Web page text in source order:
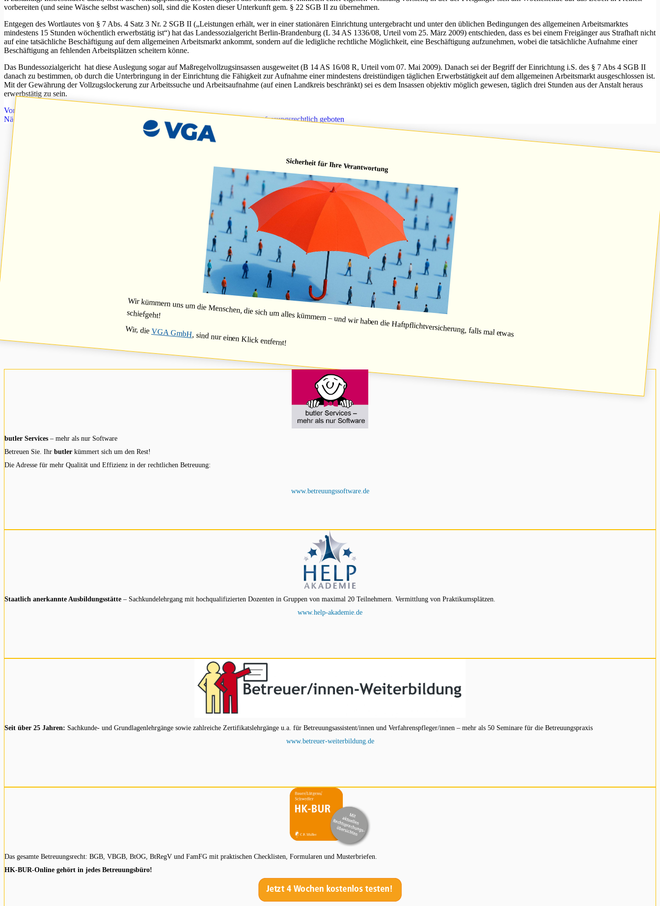
vorbereiten (und seine Wäsche selbst waschen) soll, sind die Kosten dieser Unterkunft gem. § 22 SGB II zu übernehmen.
Entgegen des Wortlautes von § 7 Abs. 4 Satz 3 Nr. 2 SGB II („Leistungen erhält, wer in einer stationären Einrichtung untergebracht und unter den üblichen Bedingungen des allgemeinen Arbeitsmarktes
mindestens 15 Stunden wöchentlich erwerbstätig ist“) hat das Landessozialgericht Berlin-Brandenburg (L 34 AS 1336/08, Urteil vom 25. März 2009) entschieden, dass es bei einem Freigänger aus Strafhaft nicht
auf eine tatsächliche Beschäftigung auf dem allgemeinen Arbeitsmarkt ankommt, sondern auf die ledigliche rechtliche Möglichkeit, eine Beschäftigung aufzunehmen, wobei die tatsächliche Aufnahme einer
Beschäftigung an fehlenden Arbeitsplätzen scheitern könne.
Das Bundessozialgericht hat diese Auslegung sogar auf Maßregelvollzugsinsassen ausgeweitet (B 14 AS 16/08 R, Urteil vom 07. Mai 2009). Danach sei der Begriff der Einrichtung i.S. des § 7 Abs 4 SGB II
danach zu bestimmen, ob durch die Unterbringung in der Einrichtung die Fähigkeit zur Aufnahme einer mindestens dreistündigen täglichen Erwerbstätigkeit auf dem allgemeinen Arbeitsmarkt ausgeschlossen ist.
Mit der Gewährung der Vollzugslockerung zur Arbeitssuche und Arbeitsaufnahme (auf einen Landkreis beschränkt) sei es dem Insassen objektiv möglich gewesen, täglich drei Stunden aus der Anstalt heraus
erwerbstätig zu sein.
Vorheriger
Wer bar zahlt geht leer aus
Nächster
Gesetzliche Regelung der Eignungskriterien für Berufsbetreuer verfassungsrechtlich geboten
Sicherheit für Ihre Verantwortung
Wir kümmern uns um die Menschen, die sich um alles kümmern – und wir haben die Haftpflichtversicherung, falls mal etwas
schiefgeht!
Wir, dieVGA GmbH, sind nur einen Klick entfernt!
butler Services – mehr als nur Software
Betreuen Sie. Ihr butler kümmert sich um den Rest!
Die Adresse für mehr Qualität und Effizienz in der rechtlichen Betreuung:
www.betreuungssoftware.de
Staatlich anerkannte Ausbildungsstätte – Sachkundelehrgang mit hochqualifizierten Dozenten in Gruppen von maximal 20 Teilnehmern. Vermittlung von Praktikumsplätzen.
www.help-akademie.de
Seit über 25 Jahren: Sachkunde- und Grundlagenlehrgänge sowie zahlreiche Zertifikatslehrgänge u.a. für Betreuungsassistent/innen und Verfahrenspfleger/innen – mehr als 50 Seminare für die Betreuungspraxis
www.betreuer-weiterbildung.de
Das gesamte Betreuungsrecht: BGB, VBGB, BtOG, BtRegV und FamFG mit praktischen Checklisten, Formularen und Musterbriefen.
HK-BUR-Online gehört in jedes Betreuungsbüro!